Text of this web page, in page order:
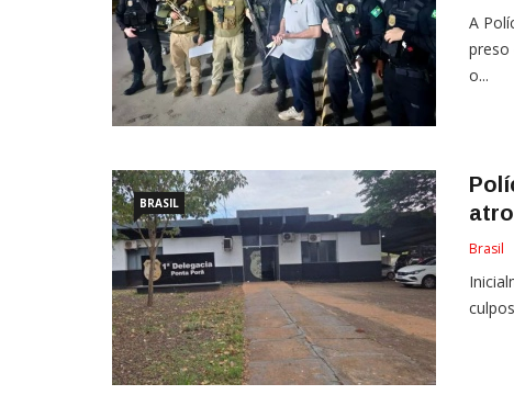
A
preso
o...
BRASIL
Brasil